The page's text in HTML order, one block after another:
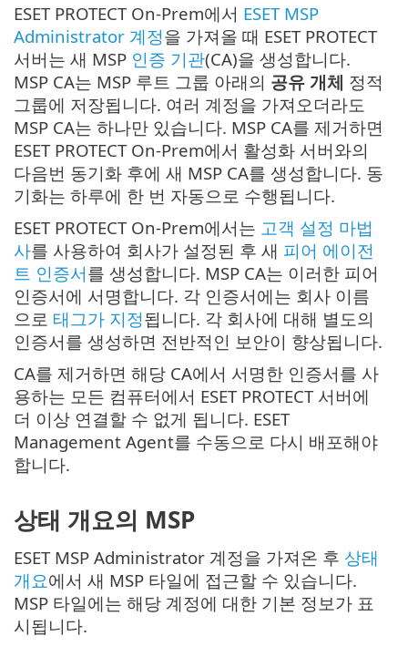
ESET PROTECT On-Prem에서 ESET MSP
Administrator 계정을 가져올 때 ESET PROTECT
서버는 새 MSP 인증 기관(CA)을 생성합니다.
MSP CA는 MSP 루트 그룹 아래의 공유 개체 정적
그룹에 저장됩니다. 여러 계정을 가져오더라도
MSP CA는 하나만 있습니다. MSP CA를 제거하면
ESET PROTECT On-Prem에서 활성화 서버와의
다음번 동기화 후에 새 MSP CA를 생성합니다. 동
기화는 하루에 한 번 자동으로 수행됩니다.
ESET PROTECT On-Prem에서는 고객 설정 마법
사를 사용하여 회사가 설정된 후 새 피어 에이전
트 인증서를 생성합니다. MSP CA는 이러한 피어
인증서에 서명합니다. 각 인증서에는 회사 이름
으로 태그가 지정됩니다. 각 회사에 대해 별도의
인증서를 생성하면 전반적인 보안이 향상됩니다.
CA를 제거하면 해당 CA에서 서명한 인증서를 사
용하는 모든 컴퓨터에서 ESET PROTECT 서버에
더 이상 연결할 수 없게 됩니다. ESET
Management Agent를 수동으로 다시 배포해야
합니다.
상태 개요의 MSP
ESET MSP Administrator 계정을 가져온 후 상태
개요에서 새 MSP 타일에 접근할 수 있습니다.
MSP 타일에는 해당 계정에 대한 기본 정보가 표
시됩니다.